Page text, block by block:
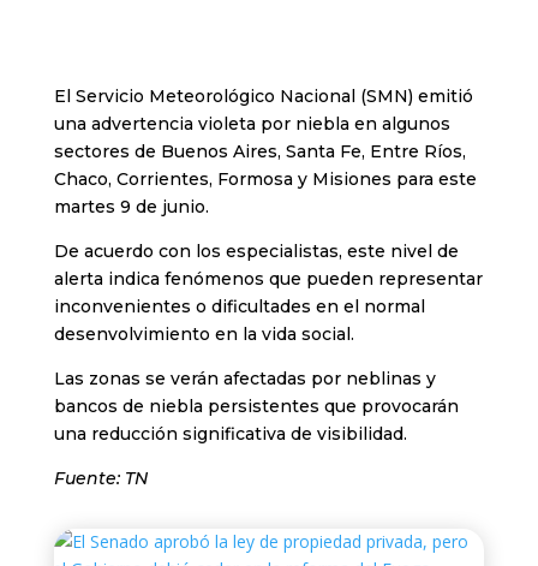
El Servicio Meteorológico Nacional (SMN) emitió
una advertencia violeta por niebla en algunos
sectores de Buenos Aires, Santa Fe, Entre Ríos,
Chaco, Corrientes, Formosa y Misiones para este
martes 9 de junio.
De acuerdo con los especialistas, este nivel de
alerta indica fenómenos que pueden representar
inconvenientes o dificultades en el normal
desenvolvimiento en la vida social.
Las zonas se verán afectadas por neblinas y
bancos de niebla persistentes que provocarán
una reducción significativa de visibilidad.
Fuente: TN